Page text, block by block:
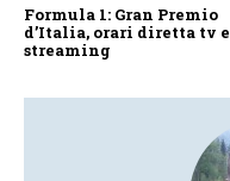
Formula 1: Gran Premio
d’Italia, orari diretta tv e
streaming